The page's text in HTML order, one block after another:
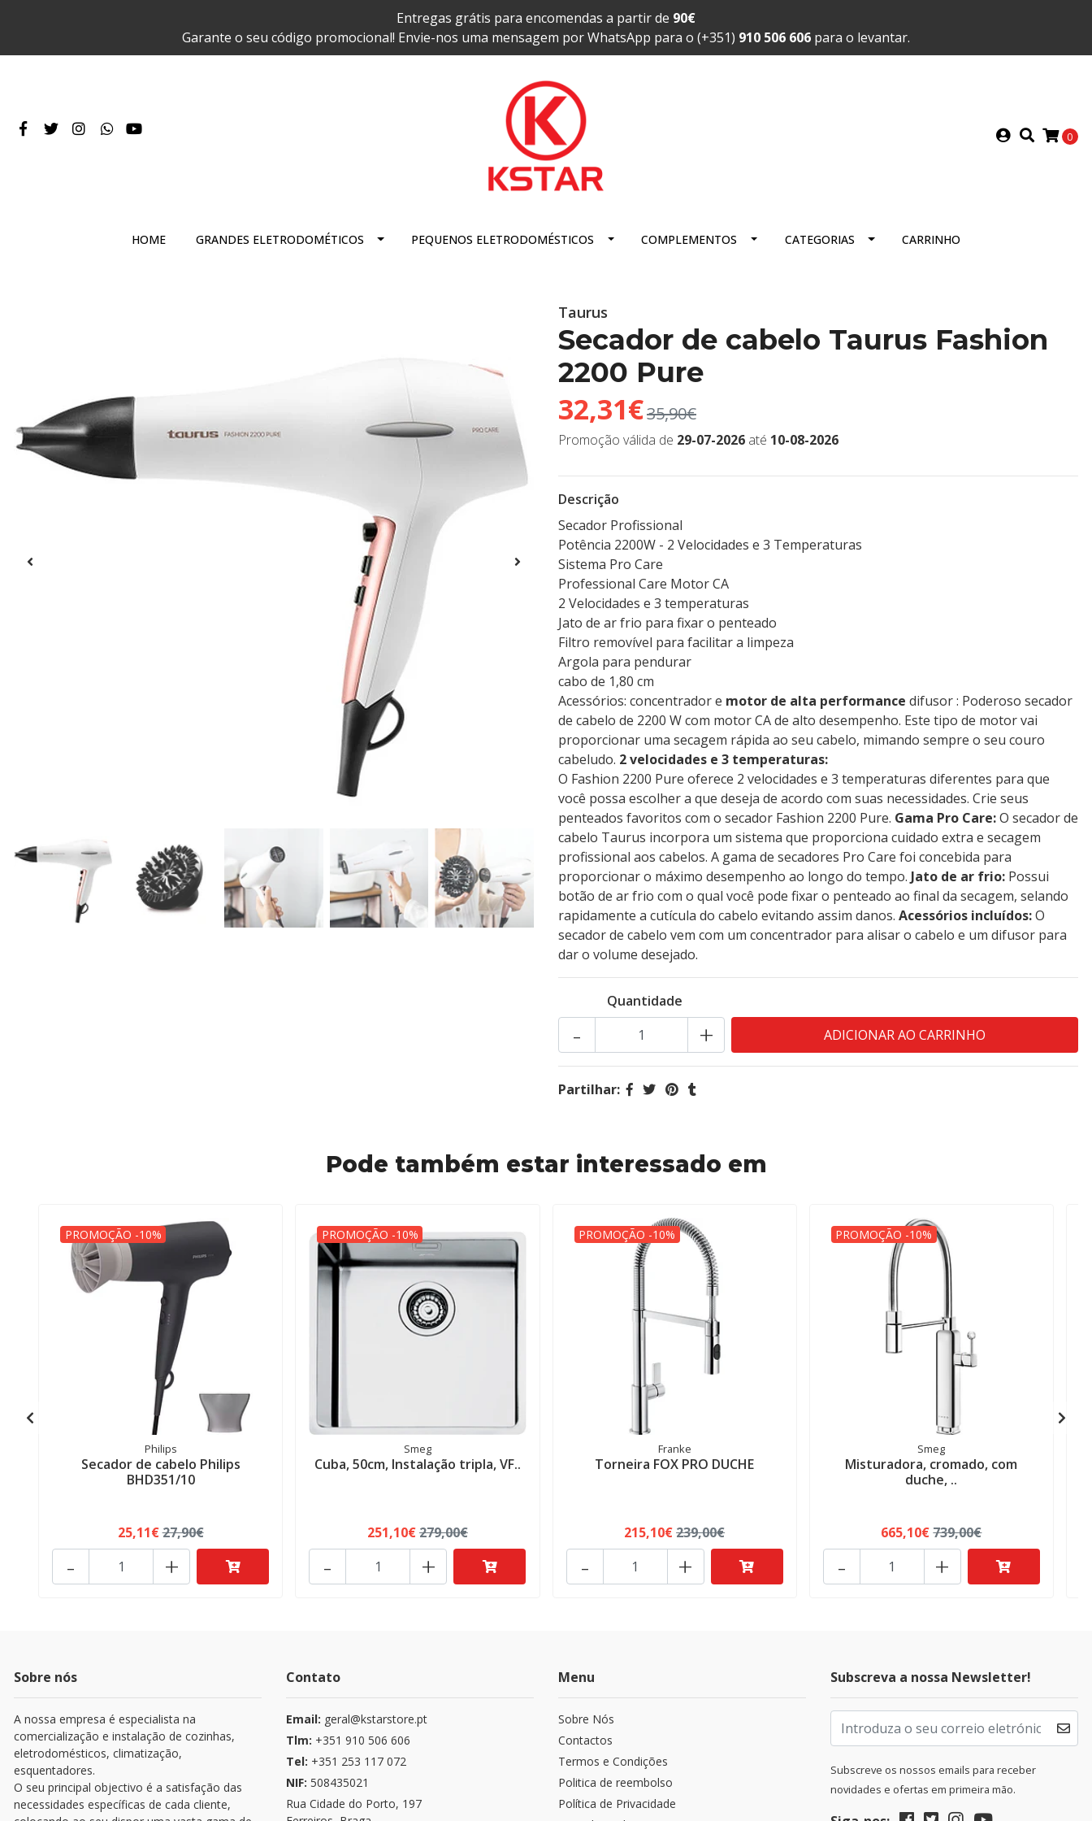
Entregas grátis para encomendas a partir de 90€
Garante o seu código promocional! Envie-nos uma mensagem por WhatsApp para o (+351) 910 506 606 para o levantar.
0
HOME GRANDES ELETRODOMÉTICOS PEQUENOS ELETRODOMÉSTICOS COMPLEMENTOS CATEGORIAS CARRINHO
Taurus
Secador de cabelo Taurus Fashion
2200 Pure
32,31€35,90€
Promoção válida de 29-07-2026 até 10-08-2026
Descrição
Secador Profissional
Potência 2200W - 2 Velocidades e 3 Temperaturas
Sistema Pro Care
Professional Care Motor CA
2 Velocidades e 3 temperaturas
Jato de ar frio para fixar o penteado
Filtro removível para facilitar a limpeza
Argola para pendurar
cabo de 1,80 cm
Acessórios: concentrador e motor de alta performance difusor : Poderoso secador
de cabelo de 2200 W com motor CA de alto desempenho. Este tipo de motor vai
proporcionar uma secagem rápida ao seu cabelo, mimando sempre o seu couro
cabeludo. 2 velocidades e 3 temperaturas:
O Fashion 2200 Pure oferece 2 velocidades e 3 temperaturas diferentes para que
você possa escolher a que deseja de acordo com suas necessidades. Crie seus
penteados favoritos com o secador Fashion 2200 Pure. Gama Pro Care:O secador de
cabelo Taurus incorpora um sistema que proporciona cuidado extra e secagem
profissional aos cabelos. A gama de secadores Pro Care foi concebida para
proporcionar o máximo desempenho ao longo do tempo. Jato de ar frio: Possui
botão de ar frio com o qual você pode fixar o penteado ao final da secagem, selando
rapidamente a cutícula do cabelo evitando assim danos. Acessórios incluídos:O
secador de cabelo vem com um concentrador para alisar o cabelo e um difusor para
dar o volume desejado.
Quantidade
+
-
Partilhar:
Pode também estar interessado em
PROMOÇÃO -10%
Philips
Secador de cabelo Philips
BHD351/10
25,11€27,90€
+
-
PROMOÇÃO -10%
Smeg
Cuba, 50cm, Instalação tripla, VF..
251,10€279,00€
+
-
PROMOÇÃO -10%
Franke
Torneira FOX PRO DUCHE
215,10€239,00€
+
-
PROMOÇÃO -10%
Smeg
Misturadora, cromado, com
duche, ..
665,10€739,00€
+
-
Sobre nós
A nossa empresa é especialista na
comercialização e instalação de cozinhas,
eletrodomésticos, climatização,
esquentadores.
O seu principal objectivo é a satisfação das
necessidades específicas de cada cliente,
Contato
Email: geral@kstarstore.pt
Tlm: +351 910 506 606
Tel: +351 253 117 072
NIF: 508435021
Rua Cidade do Porto, 197
Menu
Sobre Nós
Contactos
Termos e Condições
Politica de reembolso
Política de Privacidade
Subscreva a nossa Newsletter!
Subscreve os nossos emails para receber
novidades e ofertas em primeira mão.